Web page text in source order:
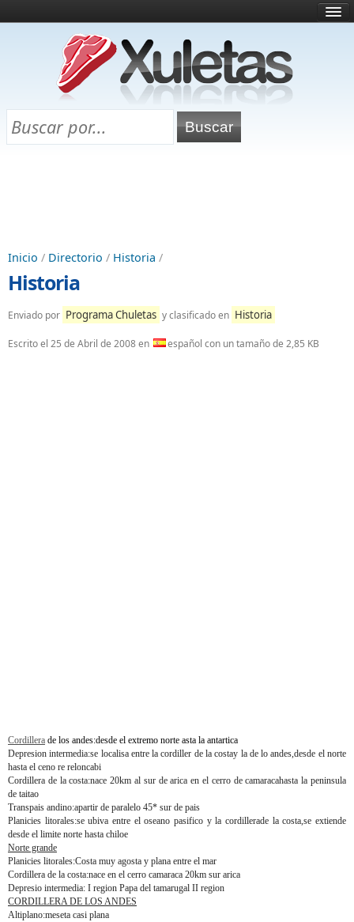
¿Qué es esto?
Directorio
Chuletas para exámenes
Inicio / Directorio / Historia /
Historia
Enviado por Programa Chuletas y clasificado en Historia
Escrito el 25 de Abril de 2008en español con un tamaño de 2,85 KB
Cordillera de los andes:desde el extremo norte asta la antartica
Depresion intermedia:se localisa entre la cordiller de la costay la de lo andes,desde el norte
hasta el ceno re reloncabi
Cordillera de la costa:nace 20km al sur de arica en el cerro de camaracahasta la peninsula
de taitao
Transpais andino:apartir de paralelo 45* sur de pais
Planicies litorales:se ubiva entre el oseano pasifico y la cordillerade la costa,se extiende
desde el limite norte hasta chiloe
Norte grande
Planicies litorales:Costa muy agosta y plana entre el mar
Cordillera de la costa:nace en el cerro camaraca 20km sur arica
Depresio intermedia: I region Papa del tamarugal II region
CORDILLERA DE LOS ANDES
Altiplano:meseta casi plana